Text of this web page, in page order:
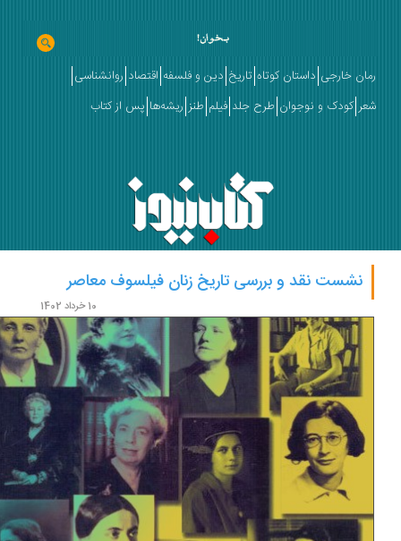
خارجی داستان کوتاه تاریخ دین و فلسفه اقتصاد روانشناسی
کودک و نوجوان طرح جلد فیلم طنز ریشه‌ها پس از کتاب
نشست نقد و بررسی تاریخ زنان فیلسوف معاصر